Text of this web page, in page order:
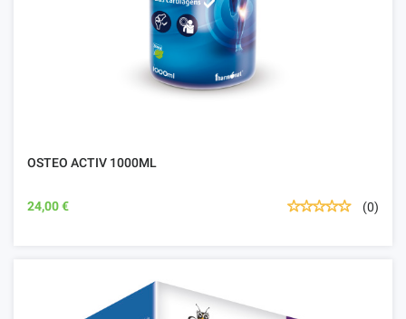
OSTEO ACTIV 1000ML
24,00 € (0)